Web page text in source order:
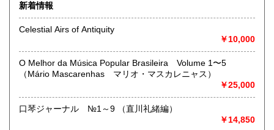
最寄駅：名古屋市営地下鉄鶴舞線
営業時間：12:00～18:00
定休日：火曜日定休(仕入れのため不定休となる場合がござい
書籍の買取について
また、江戸期からの古地図、刷り物など、視覚的に当時の様
子がわかる資料に力を入れております。
新着情報
Celestial Airs of Antiquity
￥10,000
O Melhor da Música Popular Brasileira Volume 1〜5
（Mário Mascarenhas マリオ・マスカレニャス）
￥25,000
口琴ジャーナル №1～9 （直川礼緒編）
￥14,850